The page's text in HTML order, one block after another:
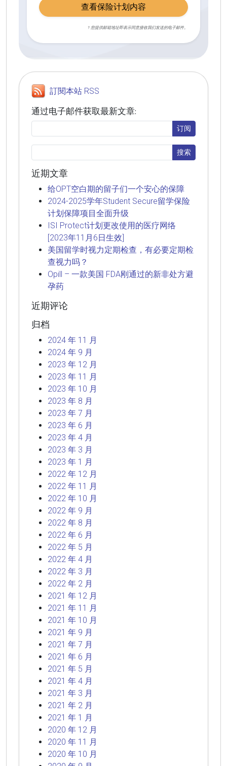
查看保险计划内容
† 您提供邮箱地址即表示同意接收我们发送的电子邮件。
訂閱本站 RSS
通过电子邮件获取最新文章:
近期文章
给OPT空白期的留子们一个安心的保障
2024-2025学年Student Secure留学保险
计划保障项目全面升级
ISI Protect计划更改使用的医疗网络
[2023年11月6日生效]
美国留学时视力定期检查，有必要定期检
查视力吗？
Opill – 一款美国 FDA刚通过的新非处方避
孕药
近期评论
归档
2024 年 11 月
2024 年 9 月
2023 年 12 月
2023 年 11 月
2023 年 10 月
2023 年 8 月
2023 年 7 月
2023 年 6 月
2023 年 4 月
2023 年 3 月
2023 年 1 月
2022 年 12 月
2022 年 11 月
2022 年 10 月
2022 年 9 月
2022 年 8 月
2022 年 6 月
2022 年 5 月
2022 年 4 月
2022 年 3 月
2022 年 2 月
2021 年 12 月
2021 年 11 月
2021 年 10 月
2021 年 9 月
2021 年 7 月
2021 年 6 月
2021 年 5 月
2021 年 4 月
2021 年 3 月
2021 年 2 月
2021 年 1 月
2020 年 12 月
2020 年 11 月
2020 年 10 月